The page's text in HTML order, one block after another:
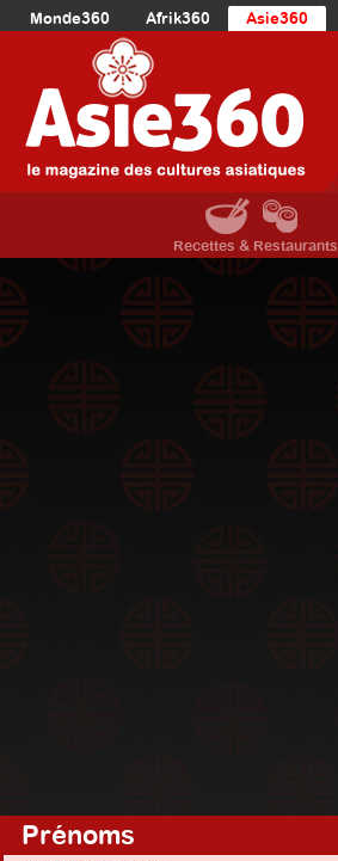
Monde360 Afrik360 Asie360
Europe360
Océanie360
Recettes & Restaurants
Prénoms